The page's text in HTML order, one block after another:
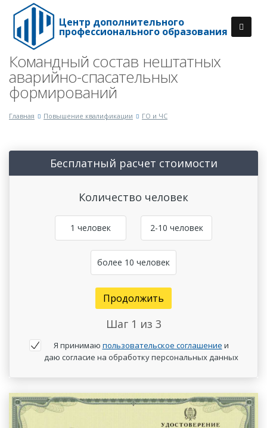
Центр дополнительного
профессионального образования
Командный состав нештатных
аварийно-спасательных
формирований
Главная Повышение квалификации ГО и ЧС
Бесплатный расчет стоимости
Количество человек
1 человек 2-10 человек
более 10 человек
Продолжить
Шаг 1 из 3
Я принимаю пользовательское соглашение и
даю согласие на обработку персональных данных